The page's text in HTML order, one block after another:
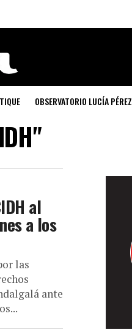
OBSERVATORIO LUCÍA PÉREZ
al
a los
las
ante